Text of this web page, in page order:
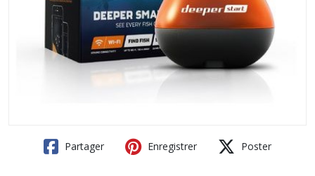
Partager Enregistrer Poster